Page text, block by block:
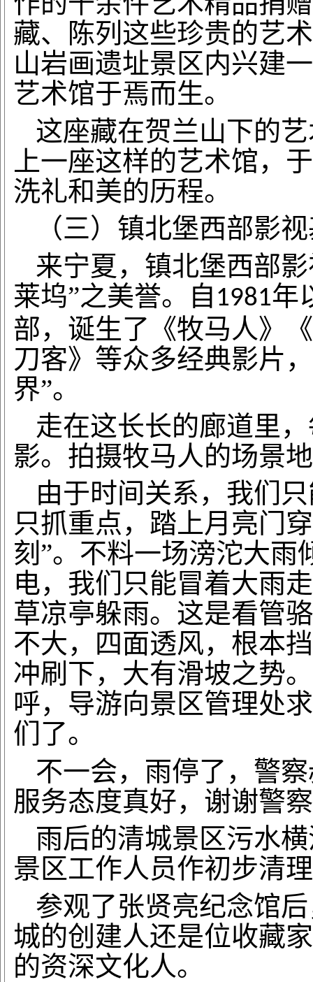
藏、陈列这些珍贵的艺
山岩画遗址景区内兴建
艺术馆于焉而生。
这座藏在贺兰山下的
上一座这样的艺术馆，
洗礼和美的历程。
（三）镇北堡西部影
来宁夏，镇北堡西部
莱坞”之美誉。自 1981年
部，诞生了《牧马人》
刀客》等众多经典影片
界”。
走在这长长的廊道里
影。拍摄牧马人的场景
由于时间关系，我们
只抓重点，踏上月亮门
刻”。不料一场滂沱大雨
电，我们只能冒着大雨
草凉亭躲雨。这是看管
不大，四面透风，根本
冲刷下，大有滑坡之势
呼，导游向景区管理处
们了。
不一会，雨停了，警
服务态度真好，谢谢警
雨后的清城景区污水
景区工作人员作初步清
参观了张贤亮纪念馆
城的创建人还是位收藏
的资深文化人。